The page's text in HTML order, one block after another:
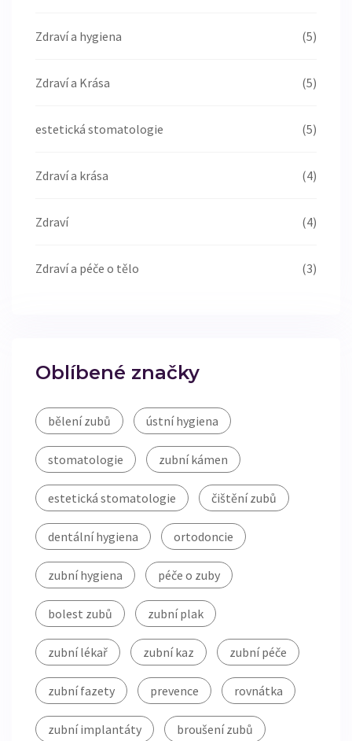
Zdraví a hygiena (5)
Zdraví a Krása (5)
estetická stomatologie (5)
Zdraví a krása (4)
Zdraví (4)
Zdraví a péče o tělo (3)
Oblíbené značky
bělení zubů ústní hygiena
stomatologie zubní kámen
estetická stomatologie čištění zubů
dentální hygiena ortodoncie
zubní hygiena péče o zuby
bolest zubů zubní plak
zubní lékař zubní kaz zubní péče
zubní fazety prevence rovnátka
zubní implantáty broušení zubů